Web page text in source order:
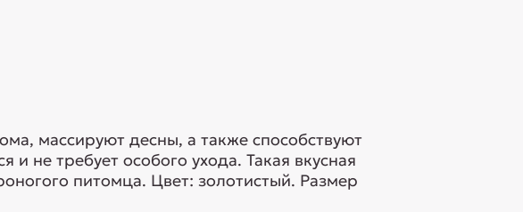
массируют десны, а также способствуют
не требует особого ухода. Такая вкусная
питомца. Цвет: золотистый. Размер